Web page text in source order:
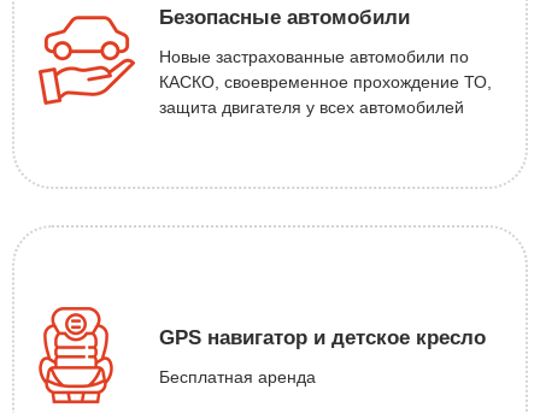
Безопасные автомобили
Новые застрахованные автомобили по
КАСКО, своевременное прохождение ТО,
защита двигателя у всех автомобилей
GPS навигатор и детское кресло
Бесплатная аренда